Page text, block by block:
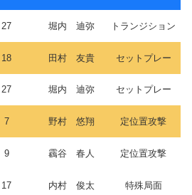
27 堀内 迪弥 トランジション
18 田村 友貴 セットプレー
27 堀内 迪弥 セットプレー
7 野村 悠翔 定位置攻撃
9 靏谷 春人 定位置攻撃
17 内村 俊太 特殊局面